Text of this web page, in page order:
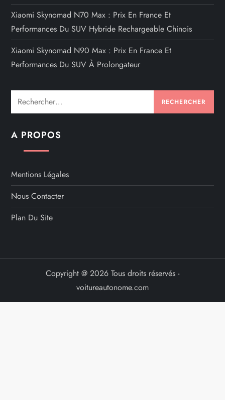
Xiaomi Skynomad N70 Max : Prix En France Et
Performances Du SUV Hybride Rechargeable Chinois
Xiaomi Skynomad N90 Max : Prix En France Et
Performances Du SUV À Prolongateur
Rechercher :
A PROPOS
Mentions Légales
Nous Contacter
Plan Du Site
Copyright @ 2026 Tous droits réservés -
voitureautonome.com